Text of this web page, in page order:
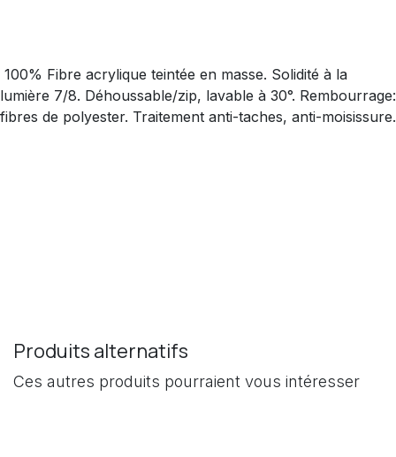
100% Fibre acrylique teintée en masse. Solidité à la
lumière 7/8. Déhoussable/zip, lavable à 30°. Rembourrage:
fibres de polyester. Traitement anti-taches, anti-moisissure.
Produits alternatifs
Ces autres produits pourraient vous intéresser